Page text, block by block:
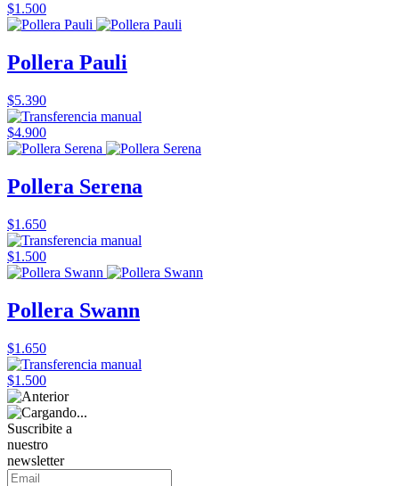
$1.500
Pollera Pauli
$5.390
$4.900
Pollera Serena
$1.650
$1.500
Pollera Swann
$1.650
$1.500
Suscribite a
nuestro
newsletter